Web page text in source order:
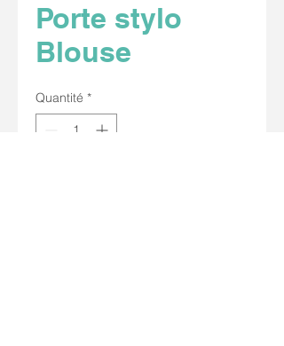
Porte stylo
Blouse
Quantité *